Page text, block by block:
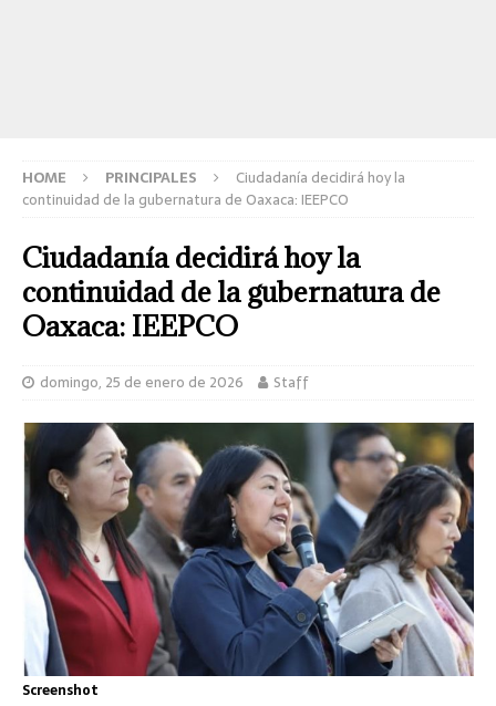
HOME PRINCIPALES
Ciudadanía decidirá hoy la
continuidad de la gubernatura de Oaxaca: IEEPCO
Ciudadanía decidirá hoy la
continuidad de la gubernatura de
Oaxaca: IEEPCO
domingo, 25 de enero de 2026 Staff
Screenshot